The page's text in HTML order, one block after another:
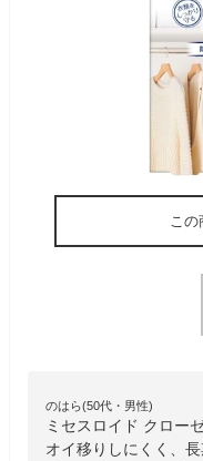
こ
のはら(50代・男性)
ミセスロイド クロー
オイ移りしにくく、